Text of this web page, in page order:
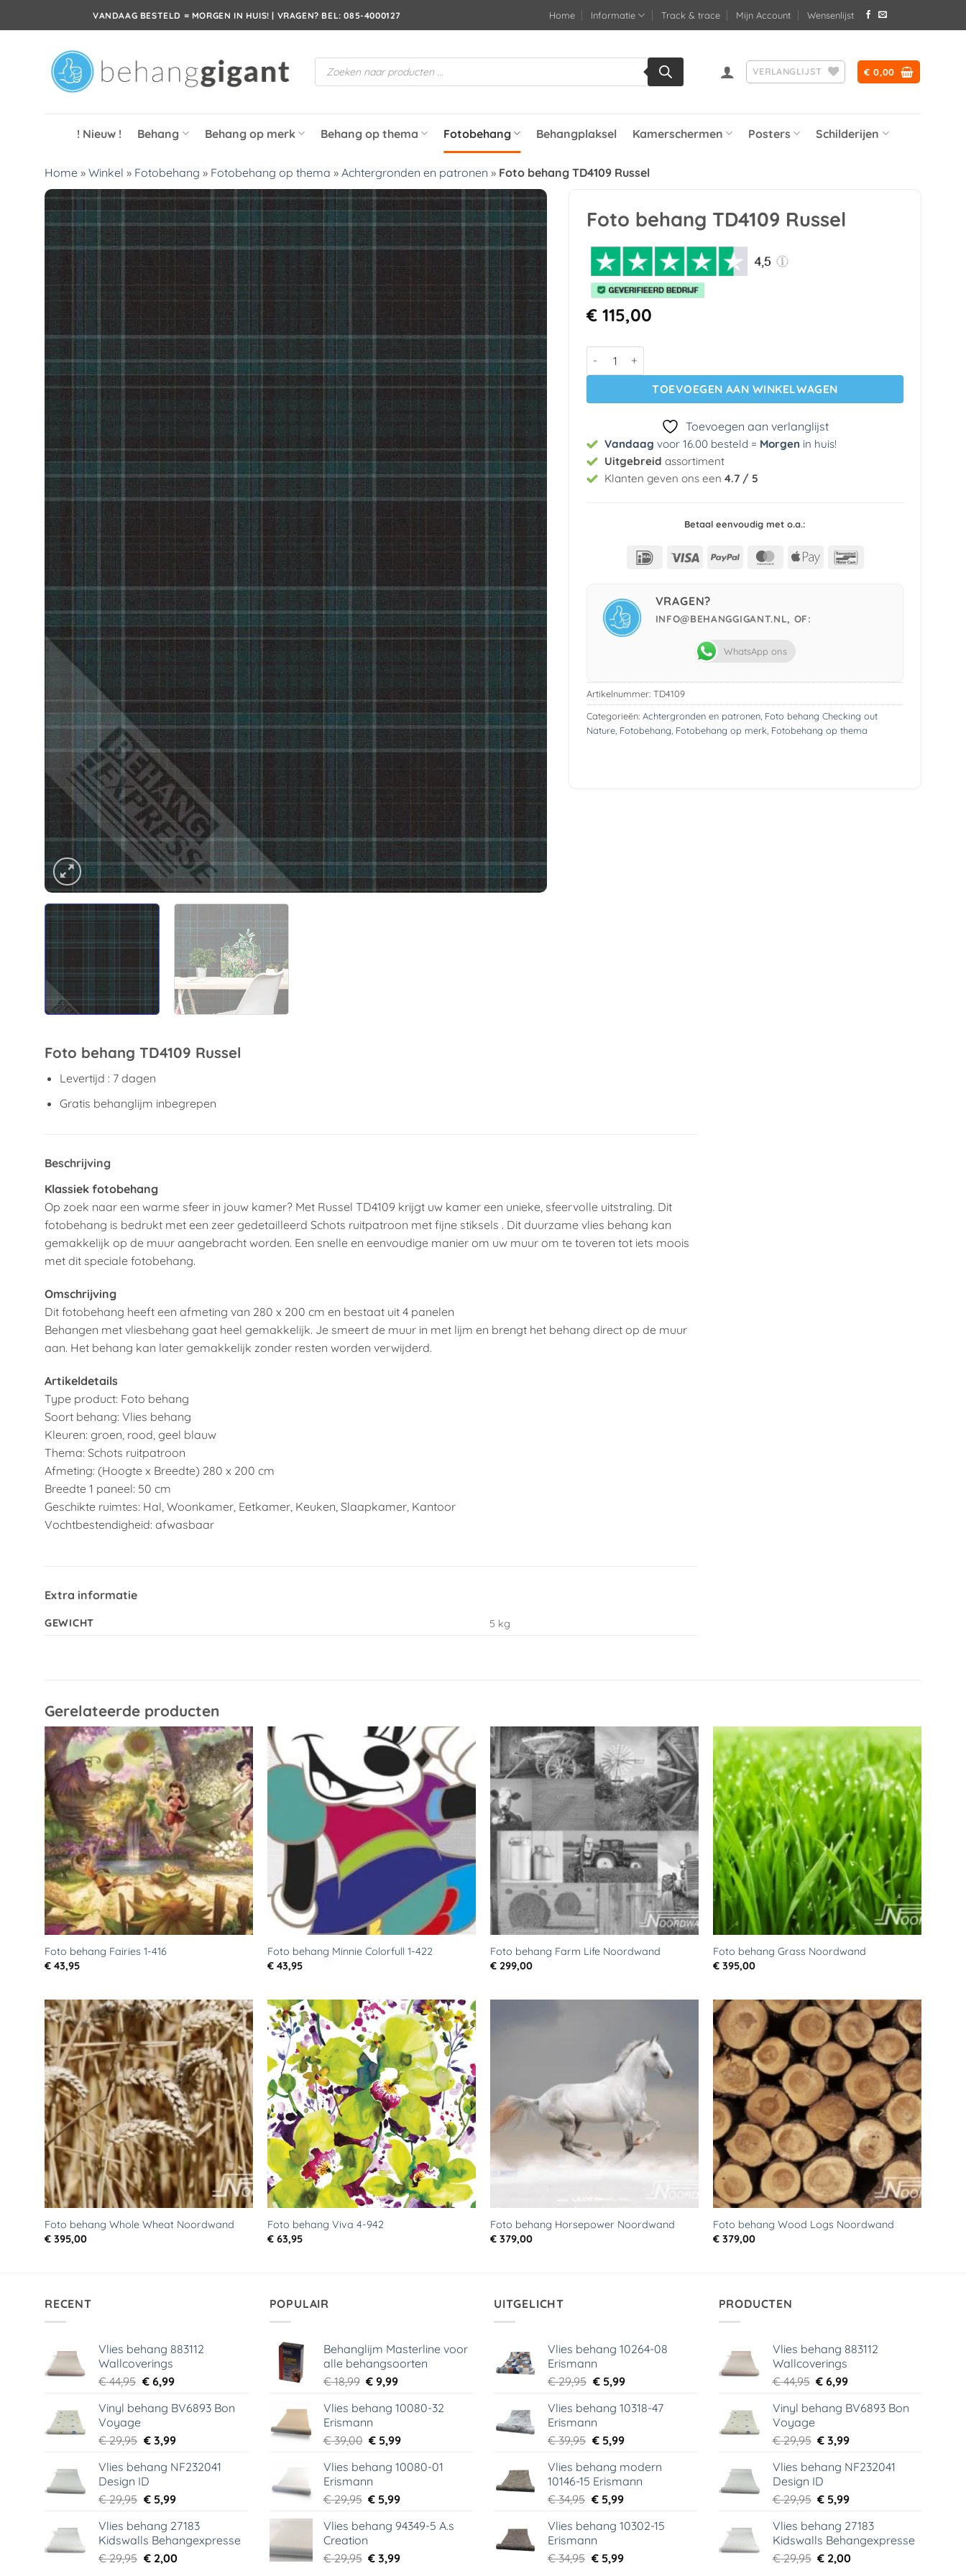
VANDAAG BESTELD = MORGEN IN HUIS! | VRAGEN? BEL: 085-4000127 Home Informatie Track & trace Mijn Account Wensenlijst
Producten
zoeken
VERLANGLIJST € 0,00
! Nieuw ! Behang Behang op merk Behang op thema Fotobehang Behangplaksel Kamerschermen Posters Schilderijen
Home » Winkel » Fotobehang » Fotobehang op thema » Achtergronden en patronen » Foto behang TD4109 Russel
Toevoegen
aan
verlanglijst
Foto behang TD4109 Russel
€115,00
TOEVOEGEN AAN WINKELWAGEN
Toevoegen aan verlanglijst
Vandaag voor 16.00 besteld = Morgen in huis!
Uitgebreid assortiment
Klanten geven ons een 4.7 / 5
Betaal eenvoudig met o.a.:
IDeal Visa PayPal MasterCard
Apple
VRAGEN?
INFO@BEHANGGIGANT.NL, OF:
WhatsApp ons
Artikelnummer: TD4109
Categorieën: Achtergronden en patronen, Foto behang Checking out
Nature, Fotobehang Fotobehang op merk Fotobehang op thema
Foto behang TD4109 Russel
Levertijd : 7 dagen
Gratis behanglijm inbegrepen
Beschrijving
Klassiek fotobehang
Op zoek naar een warme sfeer in jouw kamer? Met Russel TD4109 krijgt uw kamer een unieke, sfeervolle uitstraling. Dit
fotobehang is bedrukt met een zeer gedetailleerd Schots ruitpatroon met fijne stiksels . Dit duurzame vlies behang kan
gemakkelijk op de muur aangebracht worden. Een snelle en eenvoudige manier om uw muur om te toveren tot iets moois
met dit speciale fotobehang.
Omschrijving
Dit fotobehang heeft een afmeting van 280 x 200 cm en bestaat uit 4 panelen
Behangen met vliesbehang gaat heel gemakkelijk. Je smeert de muur in met lijm en brengt het behang direct op de muur
aan. Het behang kan later gemakkelijk zonder resten worden verwijderd.
Artikeldetails
Type product: Foto behang
Soort behang: Vlies behang
Kleuren: groen, rood, geel blauw
Thema: Schots ruitpatroon
Afmeting: (Hoogte x Breedte) 280 x 200 cm
Breedte 1 paneel: 50 cm
Geschikte ruimtes: Hal, Woonkamer, Eetkamer, Keuken, Slaapkamer, Kantoor
Vochtbestendigheid: afwasbaar
Extra informatie
GEWICHT 5 kg
Gerelateerde producten
Toevoegen
aan
verlanglijst
Foto behang Fairies 1-416
€43,95
Toevoegen
aan
verlanglijst
Foto behang Minnie Colorfull 1-422
€43,95
Toevoegen
aan
verlanglijst
Foto behang Farm Life Noordwand
€299,00
Toevoegen
aan
verlanglijst
Foto behang Grass Noordwand
€395,00
Toevoegen
aan
verlanglijst
Foto behang Whole Wheat Noordwand
€395,00
Toevoegen
aan
verlanglijst
Foto behang Viva 4-942
€63,95
Toevoegen
aan
verlanglijst
Foto behang Horsepower Noordwand
€379,00
Toevoegen
aan
verlanglijst
Foto behang Wood Logs Noordwand
€379,00
RECENT
Vlies behang 883112
Wallcoverings
€44,95 Oorspronkelijke
was:
€6,99Huidige
is:
Vinyl behang BV6893 Bon
Voyage
€29,95 Oorspronkelijke
was:
€ 29,95.
€3,99Huidige
is:
Vlies behang NF232041
Design ID
€29,95 Oorspronkelijke
was:
€ 29,95.
€5,99Huidige
is:
€ 5,99.
Vlies behang 27183
Kidswalls Behangexpresse
€29,95 Oorspronkelijke
€2,00Huidige
POPULAIR
Behanglijm Masterline voor
alle behangsoorten
€18,99 Oorspronkelijke
was:
€ 18,99.
€ 9,99Huidige
is:
Vlies behang 10080-32
Erismann
€39,00 Oorspronkelijke
was:
€ 39,00.
€ 5,99Huidige
is:
Vlies behang 10080-01
Erismann
€29,95 Oorspronkelijke
was:
€ 5,99Huidige
is:
Vlies behang 94349-5 A.s
Creation
€29,95 Oorspronkelijke
€ 3,99Huidige
UITGELICHT
Vlies behang 10264-08
Erismann
€29,95 Oorspronkelijke
was:
€ 29,95.
€5,99Huidige
is:
Vlies behang 10318-47
Erismann
€39,95 Oorspronkelijke
was:
€ 39,95.
€5,99Huidige
is:
€ 5,99.
Vlies behang modern
10146-15 Erismann
€34,95 Oorspronkelijke
was:
€ 34,95.
€5,99Huidige
is:
Vlies behang 10302-15
Erismann
€34,95 Oorspronkelijke
€5,99Huidige
PRODUCTEN
Vlies behang 883112
Wallcoverings
€44,95 Oorspronkelijke
was:
€ 6,99Huidige
is:
Vinyl behang BV6893 Bon
Voyage
€29,95 Oorspronkelijke
was:
€ 29,95.
€ 3,99Huidige
is:
Vlies behang NF232041
Design ID
€29,95 Oorspronkelijke
was:
€ 29,95.
€ 5,99Huidige
is:
€ 5,99.
Vlies behang 27183
Kidswalls Behangexpresse
€29,95 Oorspronkelijke
€ 2,00Huidige